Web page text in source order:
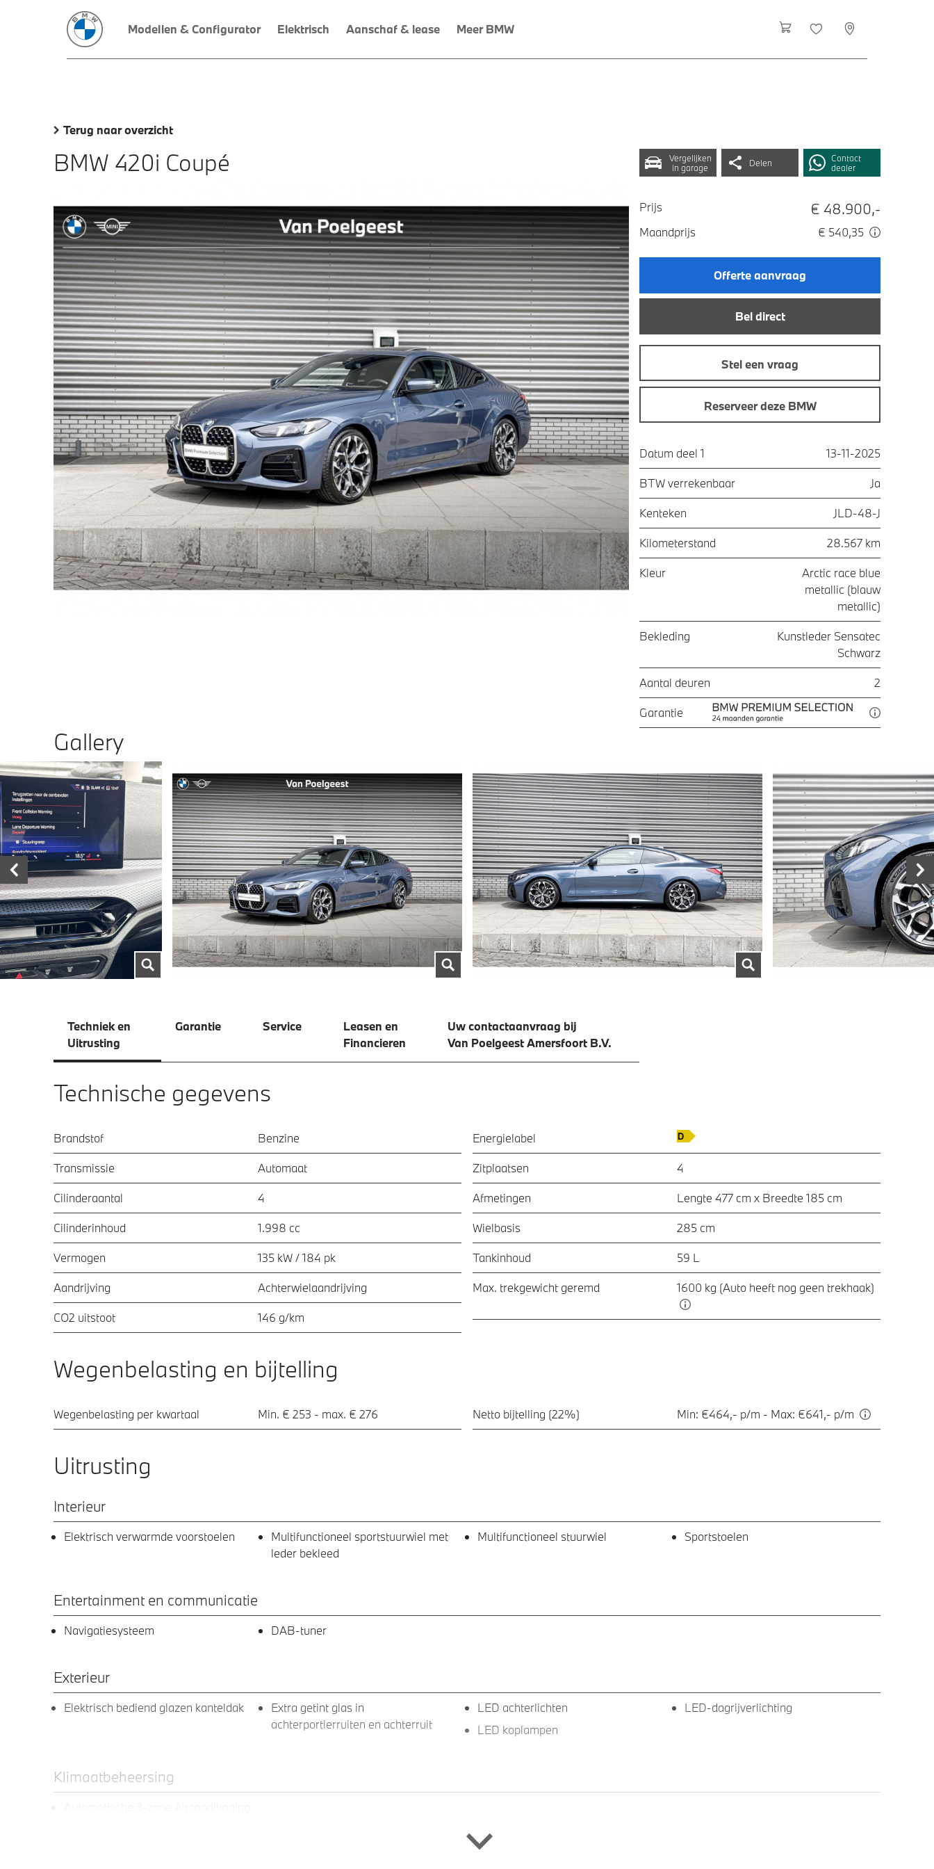
Modellen & Configurator Elektrisch Aanschaf & lease Meer BMW
Terug naar overzicht
BMW 420i Coupé
Vergelijken
in garage
Delen
Contact
dealer
Prijs € 48.900,-
Maandprijs € 540,35
Offerte aanvraag
Bel direct
Stel een vraag
Reserveer deze BMW
Datum deel 1 13-11-2025
BTW verrekenbaar Ja
Kenteken JLD-48-J
Kilometerstand 28.567 km
Kleur
Arctic race blue
metallic (blauw
metallic)
Bekleding
Kunstleder Sensatec
Schwarz
Aantal deuren 2
Garantie
Gallery
Techniek en
Uitrusting
Garantie Service
Leasen en
Financieren
Uw contactaanvraag bij
Van Poelgeest Amersfoort B.V.
Technische gegevens
Brandstof Benzine
Transmissie Automaat
Cilinderaantal 4
Cilinderinhoud 1.998 cc
Vermogen 135 kW / 184 pk
Aandrijving Achterwielaandrijving
CO2 uitstoot 146 g/km
Energielabel
Zitplaatsen 4
Afmetingen Lengte 477 cm x Breedte 185 cm
Wielbasis 285 cm
Tankinhoud 59 L
Max. trekgewicht geremd 1600 kg (Auto heeft nog geen trekhaak)
Wegenbelasting en bijtelling
Wegenbelasting per kwartaal Min. € 253 - max. € 276 Netto bijtelling (22%) Min: €464,- p/m - Max: €641,- p/m
Uitrusting
Interieur
Elektrisch verwarmde voorstoelen
Multifunctioneel sportstuurwiel met
leder bekleed
Multifunctioneel stuurwiel Sportstoelen
Entertainment en communicatie
Navigatiesysteem DAB-tuner
Exterieur
Elektrisch bediend glazen kanteldak
Extra getint glas in
achterportierruiten en achterruit
LED achterlichten
LED-dagrijverlichting
LED koplampen
Klimaatbeheersing